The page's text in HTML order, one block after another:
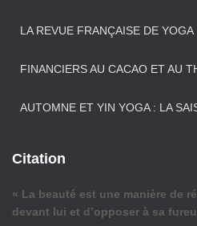
LA REVUE FRANÇAISE DE YOGA
FINANCIERS AU CACAO ET AU
AUTOMNE ET YIN YOGA : LA
Citation
« La beauté est une manière de
devant lui et d’opposer à sa